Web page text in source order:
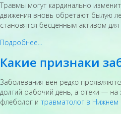
Травмы могут кардинально
движения вновь обретают былую
становятся бесценным активом
Подробнее...
Какие признаки
Заболевания вен редко
долгий рабочий день, а отеки —
флеболог и травматолог в Нижнем